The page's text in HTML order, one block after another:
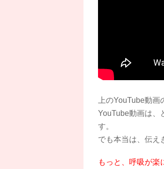
上のYouTube動
YouTube動画は、
す。
でも本当は、伝え
もっと、呼吸が楽